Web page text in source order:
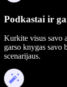
Podkastai ir
Kurkite visus savo
garso knygas savo
scenarijaus.